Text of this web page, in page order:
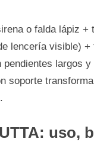
o falda lápiz +
lencería visible) +
pendientes largos
soporte
uso,